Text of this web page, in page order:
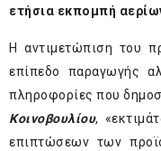
ετήσια εκπομπή
Η αντιμετώπιση του
επίπεδο παραγωγής
πληροφορίες που
Κοινοβουλίου,
επιπτώσεων των